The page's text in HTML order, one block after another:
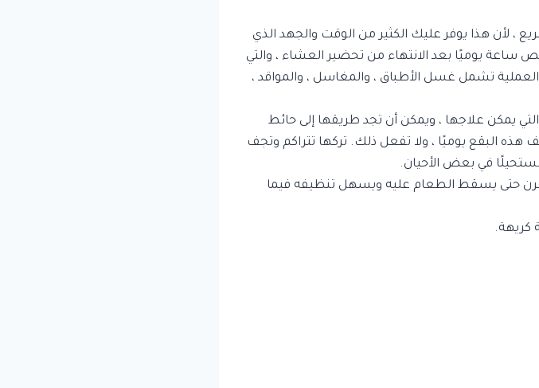
لأن هذا يوفر عليك الكثير من الوقت والجهد الذي
ساعة يوميًا بعد الانتهاء من تحضير العشاء ، والتي
تشمل غسل الأطباق ، والمغاسل ، والمواقد ،
يمكن علاجها ، ويمكن أن تجد طريقها إلى حائط
هذه البقع يوميًا ، ولا تفعل ذلك. تركها تتراكم وتجف
في بعض الأحيان.
حتى يسقط الطعام عليه ويسهل تنظيفه فيما
كريهة.